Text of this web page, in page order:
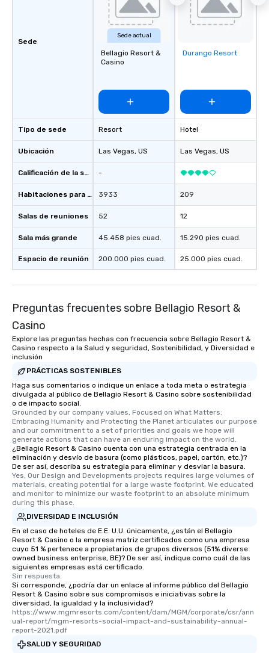
Sede
Tipo de sede
Ubicación
Calificación de la sede
Habitaciones para huéspedes
Salas de reuniones
Sala más grande
Espacio de reunión
Sede actual
Bellagio Resort &
Casino
Resort
Las Vegas, US
-
3933
52
45.458 pies cuad.
200.000 pies cuad.
Removed from
Durango Resort
Hotel
Las Vegas, US
209
12
15.290 pies cuad.
25.000 pies cuad.
Preguntas frecuentes sobre Bellagio Resort &
Casino
Explore las preguntas hechas con frecuencia sobre Bellagio Resort &
Casino respecto a la Salud y seguridad, Sostenibilidad, y Diversidad e
inclusión
PRÁCTICAS SOSTENIBLES
Haga sus comentarios o indique un enlace a toda meta o estrategia
divulgada al público de Bellagio Resort & Casino sobre sostenibilidad
o de impacto social.
Grounded by our company values, Focused on What Matters:
Embracing Humanity and Protecting the Planet articulates our purpose
and our commitment to a set of priorities and goals we hope will
generate actions that can have an enduring impact on the world.
¿Bellagio Resort & Casino cuenta con una estrategia centrada en la
eliminación y desvío de basura (como plásticos, papel, cartón, etc.)?
De ser así, describa su estrategia para eliminar y desviar la basura.
Yes, Our Design and Developments projects requires large volumes of
materials, creating potential for a large waste footprint. We educated
and monitor to minimize our waste footprint to an absolute minimum
during this phase.
DIVERSIDAD E INCLUSIÓN
En el caso de hoteles de E.E. U.U. únicamente, ¿están el Bellagio
Resort & Casino o la empresa matriz certificados como una empresa
cuyo 51 % pertenece a propietarios de grupos diversos (51% diverse
owned business enterprise, BE)? De ser así, indique como cuál de las
siguientes empresas está certificado.
Sin respuesta.
Si corresponde, ¿podría dar un enlace al informe público del Bellagio
Resort & Casino sobre sus compromisos e iniciativas sobre la
diversidad, la igualdad y la inclusividad?
https://www.mgmresorts.com/content/dam/MGM/corporate/csr/ann
ual-report/mgm-resorts-social-impact-and-sustainability-annual-
report-2021.pdf
SALUD Y SEGURIDAD